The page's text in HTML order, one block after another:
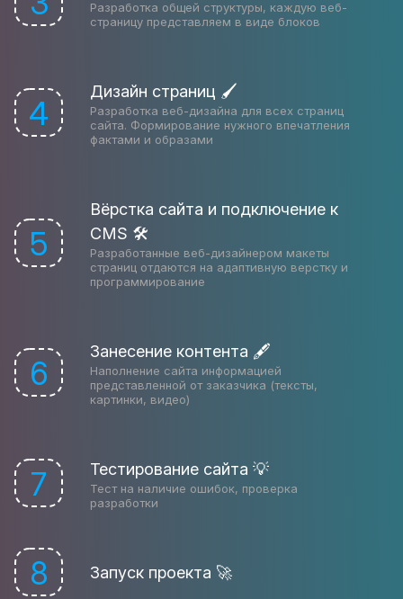
Разработка общей структуры, каждую веб-
страницу представляем в виде блоков
4
Дизайн страниц 🖌
Разработка веб-дизайна для всех страниц
сайта. Формирование нужного впечатления
фактами и образами
5
Вёрстка сайта и подключение к
CMS 🛠
Разработанные веб-дизайнером макеты
страниц отдаются на адаптивную верстку и
программирование
6
Занесение контента 🖋
Наполнение сайта информацией
представленной от заказчика (тексты,
картинки, видео)
7 Тестирование сайта 💡
Тест на наличие ошибок, проверка
разработки
8 Запуск проекта 🚀